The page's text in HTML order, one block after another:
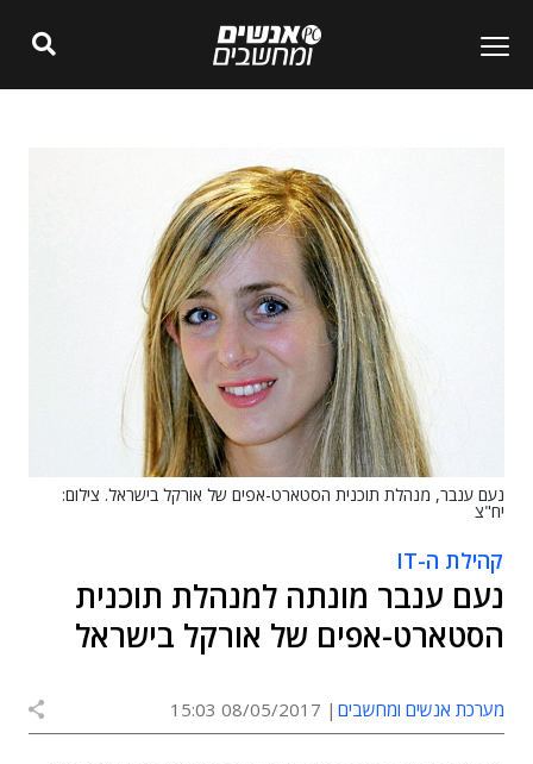
נעם ענבר, מנהלת תוכנית הסטארט-אפים של אורקל בישראל. צילום:
יח"צ
קהילת ה-IT
נעם ענבר מונתה למנהלת תוכנית
הסטארט-אפים של אורקל בישראל
מערכת אנשים ומחשבים 08/05/2017 15:03